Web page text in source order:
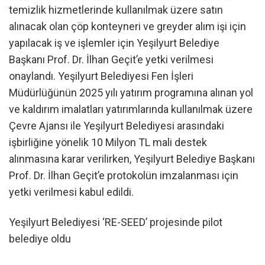
temizlik hizmetlerinde kullanılmak üzere satın
alınacak olan çöp konteyneri ve greyder alım işi için
yapılacak iş ve işlemler için Yeşilyurt Belediye
Başkanı Prof. Dr. İlhan Geçit’e yetki verilmesi
onaylandı. Yeşilyurt Belediyesi Fen İşleri
Müdürlüğünün 2025 yılı yatırım programına alınan yol
ve kaldırım imalatları yatırımlarında kullanılmak üzere
Çevre Ajansı ile Yeşilyurt Belediyesi arasındaki
işbirliğine yönelik 10 Milyon TL mali destek
alınmasına karar verilirken, Yeşilyurt Belediye Başkanı
Prof. Dr. İlhan Geçit’e protokolün imzalanması için
yetki verilmesi kabul edildi.
Yeşilyurt Belediyesi ‘RE-SEED’ projesinde pilot
belediye oldu